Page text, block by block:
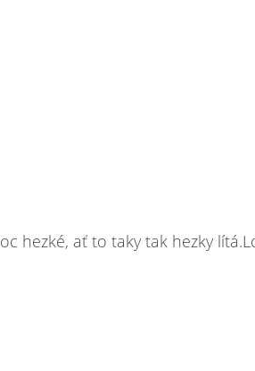
hezké, ať to taky tak hezky